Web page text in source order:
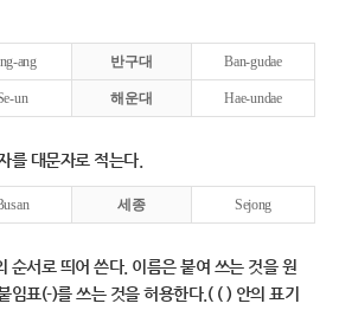
ang 반구대 Ban-gudae
un 해운대 Hae-undae
를 대문자로 적는다.
세종 Sejong
순서로 띄어 쓴다. 이름은 붙여 쓰는 것을 원
임표(-)를 쓰는 것을 허용한다.( ( ) 안의 표기